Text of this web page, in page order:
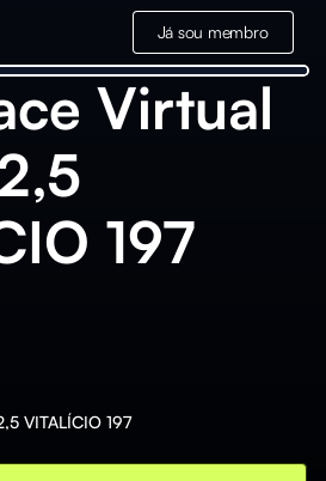
Já sou membro
Virtual
197
VITALÍCIO 197